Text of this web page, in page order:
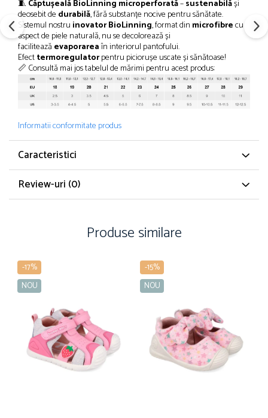
🧵Căptușeală BioLinning microperforată–sustenabilăși
deosebit de durabilă, fără substanțe nocive pentru sănătate.
Sistemul nostru inovator BioLinning, format din microfibrecu
aspect de piele naturală, nu se decolorează și
facilitează evaporareaîn interiorul pantofului.
Efecttermoregulatorpentru piciorușe uscate și sănătoase!
📏 Consultă mai jos tabelul de mărimi pentru acest produs:
Informatii conformitate produs
Caracteristici
Review-uri (0)
Produse similare
-17%
NOU
-15%
NOU